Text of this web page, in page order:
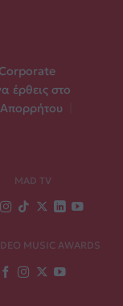
έρθεις στο
Απορρήτου
MAD TV
MUSIC AWARDS